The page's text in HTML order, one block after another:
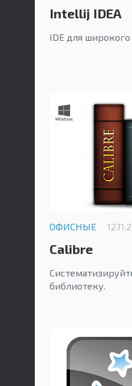
Intellij IDEA
IDE для
ОФИСНЫЕ
Calibre
библиотеку.